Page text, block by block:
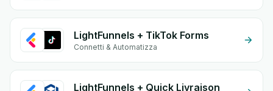
LightFunnels + TikTok Forms
Connetti & Automatizza
LightFunnels + Quick Livraison